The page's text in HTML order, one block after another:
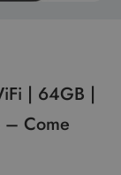
| 64GB |
– Come